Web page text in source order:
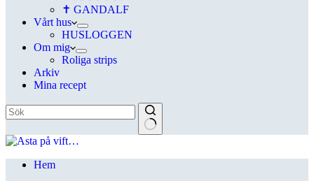
✝ GANDALF
Vårt hus
HUSLOGGEN
Om mig
Roliga strips
Arkiv
Mina recept
Hem